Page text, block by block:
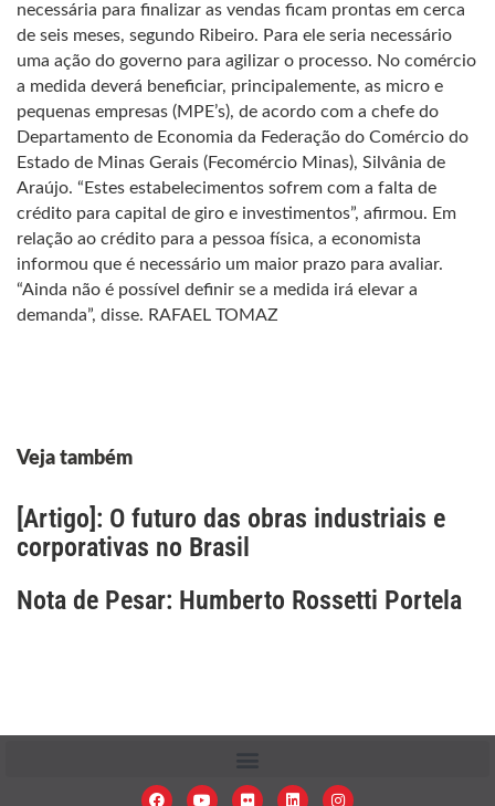
necessária para finalizar as vendas ficam prontas em cerca
de seis meses, segundo Ribeiro. Para ele seria necessário
uma ação do governo para agilizar o processo. No comércio
a medida deverá beneficiar, principalemente, as micro e
pequenas empresas (MPE’s), de acordo com a chefe do
Departamento de Economia da Federação do Comércio do
Estado de Minas Gerais (Fecomércio Minas), Silvânia de
Araújo. “Estes estabelecimentos sofrem com a falta de
crédito para capital de giro e investimentos”, afirmou. Em
relação ao crédito para a pessoa física, a economista
informou que é necessário um maior prazo para avaliar.
“Ainda não é possível definir se a medida irá elevar a
demanda”, disse. RAFAEL TOMAZ
Veja também
[Artigo]: O futuro das obras industriais e
corporativas no Brasil
Nota de Pesar: Humberto Rossetti Portela